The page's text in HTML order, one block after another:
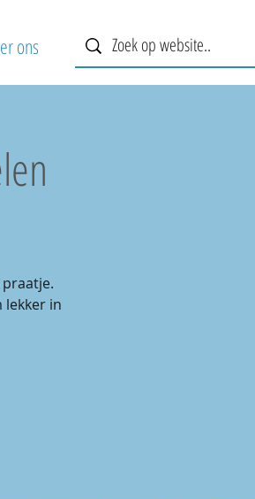
ons
lekker in